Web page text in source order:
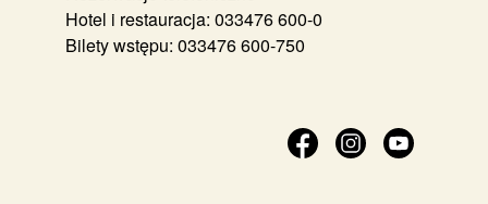
Hotel i restauracja: 033476 600-0
Bilety wstępu: 033476 600-750